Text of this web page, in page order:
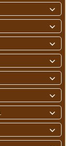







